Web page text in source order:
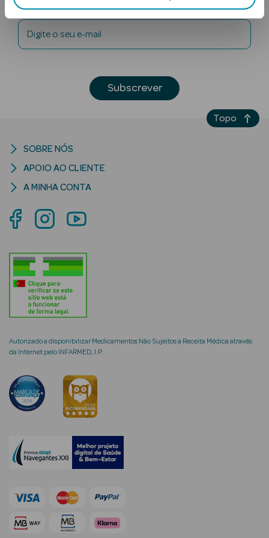
Corpo
Rosto
Lábios
Criança
Rosto e
Ver Tudo
Cosmética
Rosto
Hidratantes
Séruns Faciais
envelhecimento
Digite o seu e-mail
Subscrever
Autorizado a disponibilizar Medicamentos Não Sujeitos a Receita Médica através
da Internet pelo INFARMED, I.P.
SOBRE NÓS
APOIO AO CLIENTE
A MINHA CONTA
Topo